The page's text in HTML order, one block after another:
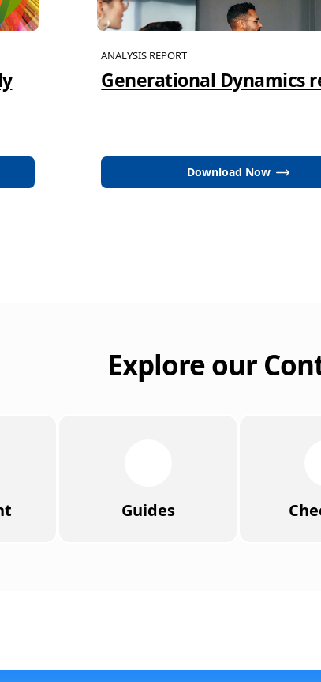
ANALYSIS REPORT
Generational Dynamics
Download Now
Explore our
Guides